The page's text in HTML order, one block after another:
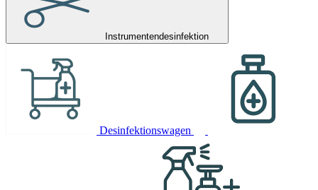
Instrumentendesinfektion
Desinfektionswagen